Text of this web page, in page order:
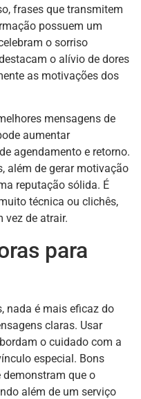
frases que transmitem
possuem um
o sorriso
o alívio de dores
as motivações dos
mensagens de
aumentar
agendamento e retorno.
além de gerar motivação
reputação sólida. É
técnica ou clichês,
vez de atrair.
para
nada é mais eficaz do
claras. Usar
o cuidado com a
especial. Bons
que o
além de um serviço